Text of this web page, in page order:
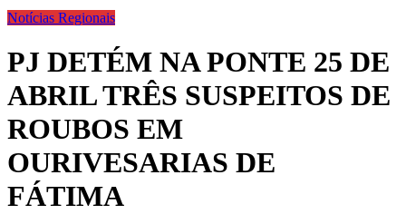
Notícias Regionais
PJ DETÉM NA PONTE 25 DE
ABRIL TRÊS SUSPEITOS DE
ROUBOS EM
OURIVESARIAS DE
FÁTIMA